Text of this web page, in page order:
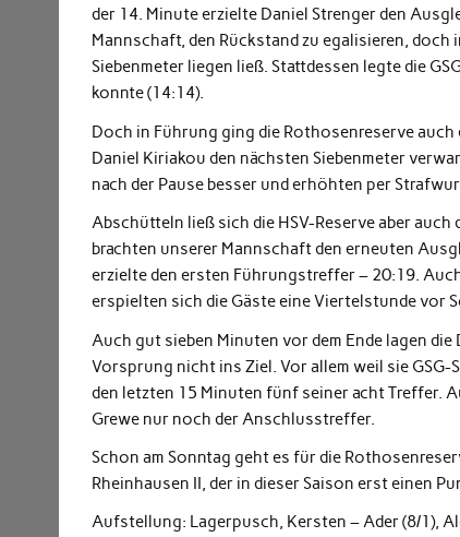
der 14. Minute erzielte Daniel Strenger den
Mannschaft, den Rückstand zu egalisieren,
Siebenmeter liegen ließ. Stattdessen legte die
konnte (14:14).
Doch in Führung ging die Rothosenreserve
Daniel Kiriakou den nächsten Siebenmeter
nach der Pause besser und erhöhten per
Abschütteln ließ sich die HSV-Reserve aber
brachten unserer Mannschaft den erneuten
erzielte den ersten Führungstreffer – 20:19.
erspielten sich die Gäste eine Viertelstunde vor
Auch gut sieben Minuten vor dem Ende lagen
Vorsprung nicht ins Ziel. Vor allem weil sie
den letzten 15 Minuten fünf seiner acht Treffer.
Grewe nur noch der Anschlusstreffer.
Schon am Sonntag geht es für die
Rheinhausen II, der in dieser Saison erst einen
Aufstellung: Lagerpusch, Kersten – Ader (8/1),